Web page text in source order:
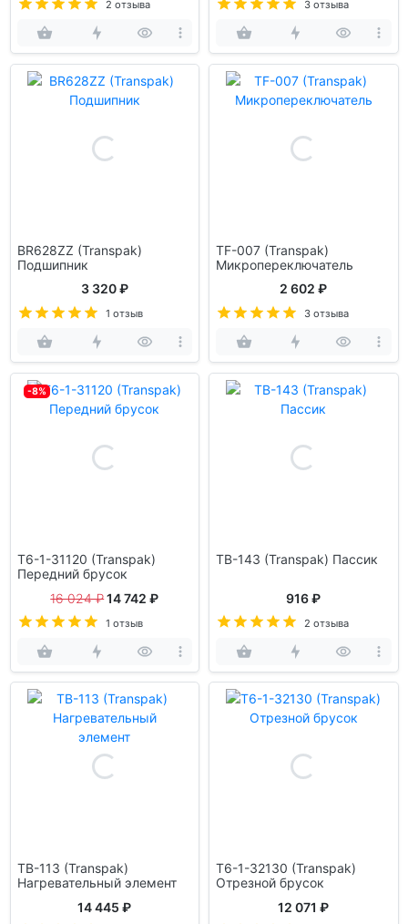
2 отзыва 3 отзыва
BR628ZZ (Transpak)
Подшипник
3 320 ₽
1 отзыв
TF-007 (Transpak)
Микропереключатель
2 602 ₽
3 отзыва
-8%
T6-1-31120 (Transpak)
Передний брусок
16 024 ₽14 742 ₽
1 отзыв
TB-143 (Transpak) Пассик
916 ₽
2 отзыва
TB-113 (Transpak)
Нагревательный элемент
14 445 ₽
T6-1-32130 (Transpak)
Отрезной брусок
12 071 ₽